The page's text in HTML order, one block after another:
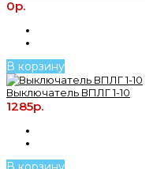
0р.
В корзину
Выключатель ВПЛГ 1-10
1285р.